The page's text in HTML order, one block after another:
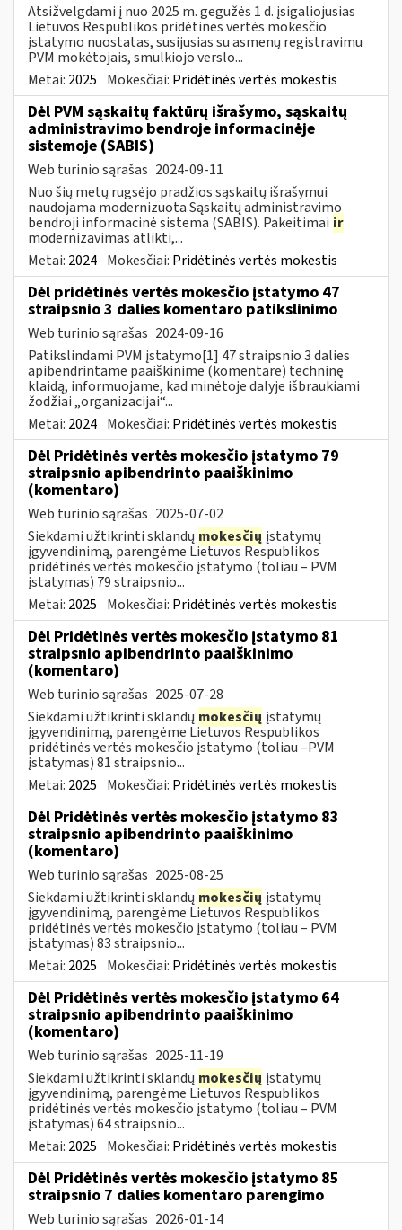
Atsižvelgdami į nuo 2025 m. gegužės 1 d. įsigaliojusias
Lietuvos Respublikos pridėtinės vertės mokesčio
įstatymo nuostatas, susijusias su asmenų registravimu
PVM mokėtojais, smulkiojo verslo...
Metai: 2025 Mokesčiai: Pridėtinės vertės mokestis
Dėl PVM sąskaitų faktūrų išrašymo, sąskaitų
administravimo bendroje informacinėje
sistemoje (SABIS)
Web turinio sąrašas 2024-09-11
Nuo šių metų rugsėjo pradžios sąskaitų išrašymui
naudojama modernizuota Sąskaitų administravimo
bendroji informacinė sistema (SABIS). Pakeitimai ir
modernizavimas atlikti,...
Metai: 2024 Mokesčiai: Pridėtinės vertės mokestis
Dėl pridėtinės vertės mokesčio įstatymo 47
straipsnio 3 dalies komentaro patikslinimo
Web turinio sąrašas 2024-09-16
Patikslindami PVM įstatymo[1] 47 straipsnio 3 dalies
apibendrintame paaiškinime (komentare) techninę
klaidą, informuojame, kad minėtoje dalyje išbraukiami
žodžiai „organizacijai“...
Metai: 2024 Mokesčiai: Pridėtinės vertės mokestis
Dėl Pridėtinės vertės mokesčio įstatymo 79
straipsnio apibendrinto paaiškinimo
(komentaro)
Web turinio sąrašas 2025-07-02
Siekdami užtikrinti sklandų mokesčių įstatymų
įgyvendinimą, parengėme Lietuvos Respublikos
pridėtinės vertės mokesčio įstatymo (toliau – PVM
įstatymas) 79 straipsnio...
Metai: 2025 Mokesčiai: Pridėtinės vertės mokestis
Dėl Pridėtinės vertės mokesčio įstatymo 81
straipsnio apibendrinto paaiškinimo
(komentaro)
Web turinio sąrašas 2025-07-28
Siekdami užtikrinti sklandų mokesčių įstatymų
įgyvendinimą, parengėme Lietuvos Respublikos
pridėtinės vertės mokesčio įstatymo (toliau –PVM
įstatymas) 81 straipsnio...
Metai: 2025 Mokesčiai: Pridėtinės vertės mokestis
Dėl Pridėtinės vertės mokesčio įstatymo 83
straipsnio apibendrinto paaiškinimo
(komentaro)
Web turinio sąrašas 2025-08-25
Siekdami užtikrinti sklandų mokesčių įstatymų
įgyvendinimą, parengėme Lietuvos Respublikos
pridėtinės vertės mokesčio įstatymo (toliau – PVM
įstatymas) 83 straipsnio...
Metai: 2025 Mokesčiai: Pridėtinės vertės mokestis
Dėl Pridėtinės vertės mokesčio įstatymo 64
straipsnio apibendrinto paaiškinimo
(komentaro)
Web turinio sąrašas 2025-11-19
Siekdami užtikrinti sklandų mokesčių įstatymų
įgyvendinimą, parengėme Lietuvos Respublikos
pridėtinės vertės mokesčio įstatymo (toliau – PVM
įstatymas) 64 straipsnio...
Metai: 2025 Mokesčiai: Pridėtinės vertės mokestis
Dėl Pridėtinės vertės mokesčio įstatymo 85
straipsnio 7 dalies komentaro parengimo
Web turinio sąrašas 2026-01-14